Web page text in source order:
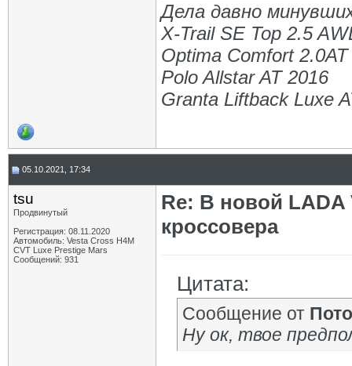
Дела давно
X-Trail SE Top 2.5
Optima Comfort
Polo Allstar AT 2016
Granta Liftback Luxe
05.10.2021, 17:34
tsu
Продвинутый
Регистрация: 08.11.2020
Автомобиль: Vesta Cross H4M
CVT Luxe Prestige Mars
Сообщений: 931
Re: В новой LADA
кроссовера
Цитата:
Сообщение от
Ну ок, твое